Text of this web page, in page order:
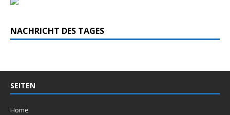
NACHRICHT DES TAGES
SEITEN
Home